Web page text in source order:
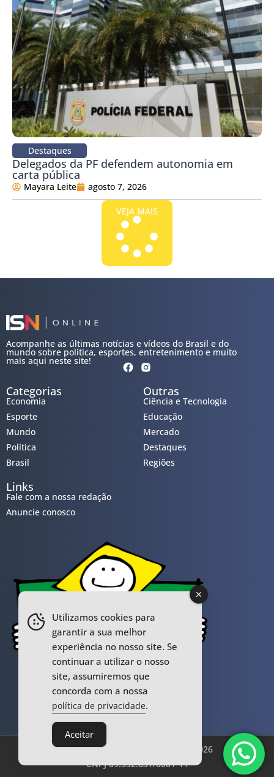
Destaques
Delegados da PF defendem autonomia em
carta pública
Mayara Leite agosto 7, 2026
VEJA MAIS
Acompanhe as últimas notícias e vídeos do Brasil e do
mundo sobre política, esportes, entretenimento e muito
mais aqui neste site!
Categorias
Economia
Esporte
Mundo
Política
Brasil
Outras
Ciência e Tecnologia
Educação
Mercado
Destaques
Regiões
Links
Fale com a nossa redação
Anuncie conosco
Todos os Direitos Reservados © 2026
CNPJ 09.592.631/0001-11
Utilizamos cookies para
garantir a sua melhor
experiência no nosso site. Se
continuar a utilizar o nosso
site, assumiremos que
concorda com a nossa
política de privacidade.
Aceitar